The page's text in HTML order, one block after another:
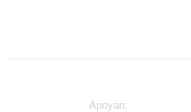
Apoyan: